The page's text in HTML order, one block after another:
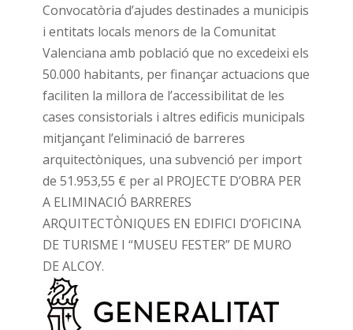
Convocatòria d’ajudes destinades a municipis
i entitats locals menors de la Comunitat
Valenciana amb població que no excedeixi els
50.000 habitants, per finançar actuacions que
faciliten la millora de l’accessibilitat de les
cases consistorials i altres edificis municipals
mitjançant l’eliminació de barreres
arquitectòniques, una subvenció per import
de 51.953,55 € per al PROJECTE D’OBRA PER
A ELIMINACIÓ BARRERES
ARQUITECTÒNIQUES EN EDIFICI D’OFICINA
DE TURISME I “MUSEU FESTER” DE MURO
DE ALCOY.